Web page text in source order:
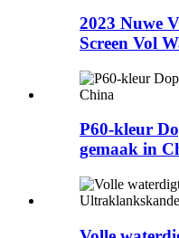
2023 Nuwe
Screen Vol
P60-kleur
gemaak in